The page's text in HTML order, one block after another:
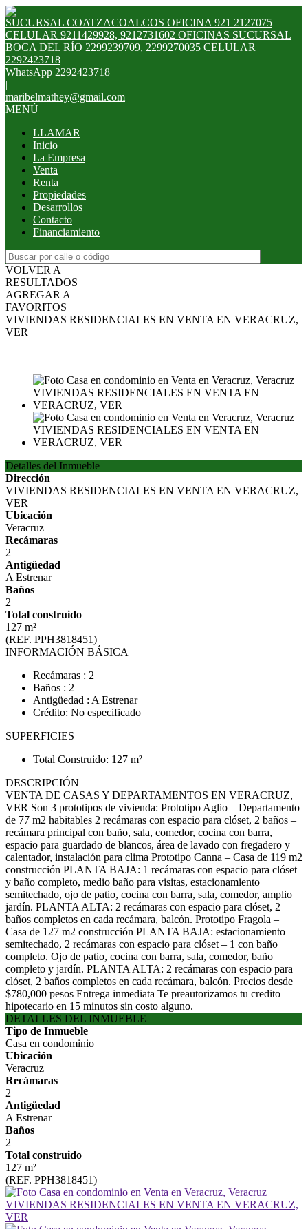
SUCURSAL COATZACOALCOS OFICINA 921 2127075
CELULAR 9211429928, 9212731602 OFICINAS SUCURSAL
BOCA DEL RÍO 2299239709, 2299270035 CELULAR
2292423718
WhatsApp 2292423718
|
maribelmathey@gmail.com
MENÚ
LLAMAR
Inicio
La Empresa
Venta
Renta
Propiedades
Desarrollos
Contacto
Financiamiento
VOLVER A
RESULTADOS
AGREGAR A
FAVORITOS
VIVIENDAS RESIDENCIALES EN VENTA EN VERACRUZ,
VER
Detalles del Inmueble
Dirección
VIVIENDAS RESIDENCIALES EN VENTA EN VERACRUZ,
VER
Ubicación
Veracruz
Recámaras
2
Antigüedad
A Estrenar
Baños
2
Total construido
127 m²
(REF. PPH3818451)
INFORMACIÓN BÁSICA
Recámaras : 2
Baños : 2
Antigüedad : A Estrenar
Crédito: No especificado
SUPERFICIES
Total Construido: 127 m²
DESCRIPCIÓN
VENTA DE CASAS Y DEPARTAMENTOS EN VERACRUZ,
VER Son 3 prototipos de vivienda: Prototipo Aglio – Departamento
de 77 m2 habitables 2 recámaras con espacio para clóset, 2 baños –
recámara principal con baño, sala, comedor, cocina con barra,
espacio para guardado de blancos, área de lavado con fregadero y
calentador, instalación para clima Prototipo Canna – Casa de 119 m2
construcción PLANTA BAJA: 1 recámaras con espacio para clóset
y baño completo, medio baño para visitas, estacionamiento
semitechado, ojo de patio, cocina con barra, sala, comedor, amplio
jardín. PLANTA ALTA: 2 recámaras con espacio para clóset, 2
baños completos en cada recámara, balcón. Prototipo Fragola –
Casa de 127 m2 construcción PLANTA BAJA: estacionamiento
semitechado, 2 recámaras con espacio para clóset – 1 con baño
completo. Ojo de patio, cocina con barra, sala, comedor, baño
completo y jardín. PLANTA ALTA: 2 recámaras con espacio para
clóset, 2 baños completos en cada recámara, balcón. Precios desde
$780,000 pesos Entrega inmediata Te preautorizamos tu credito
hipotecario en 15 minutos sin costo alguno.
DETALLES DEL INMUEBLE
Tipo de Inmueble
Casa en condominio
Ubicación
Veracruz
Recámaras
2
Antigüedad
A Estrenar
Baños
2
Total construido
127 m²
(REF. PPH3818451)